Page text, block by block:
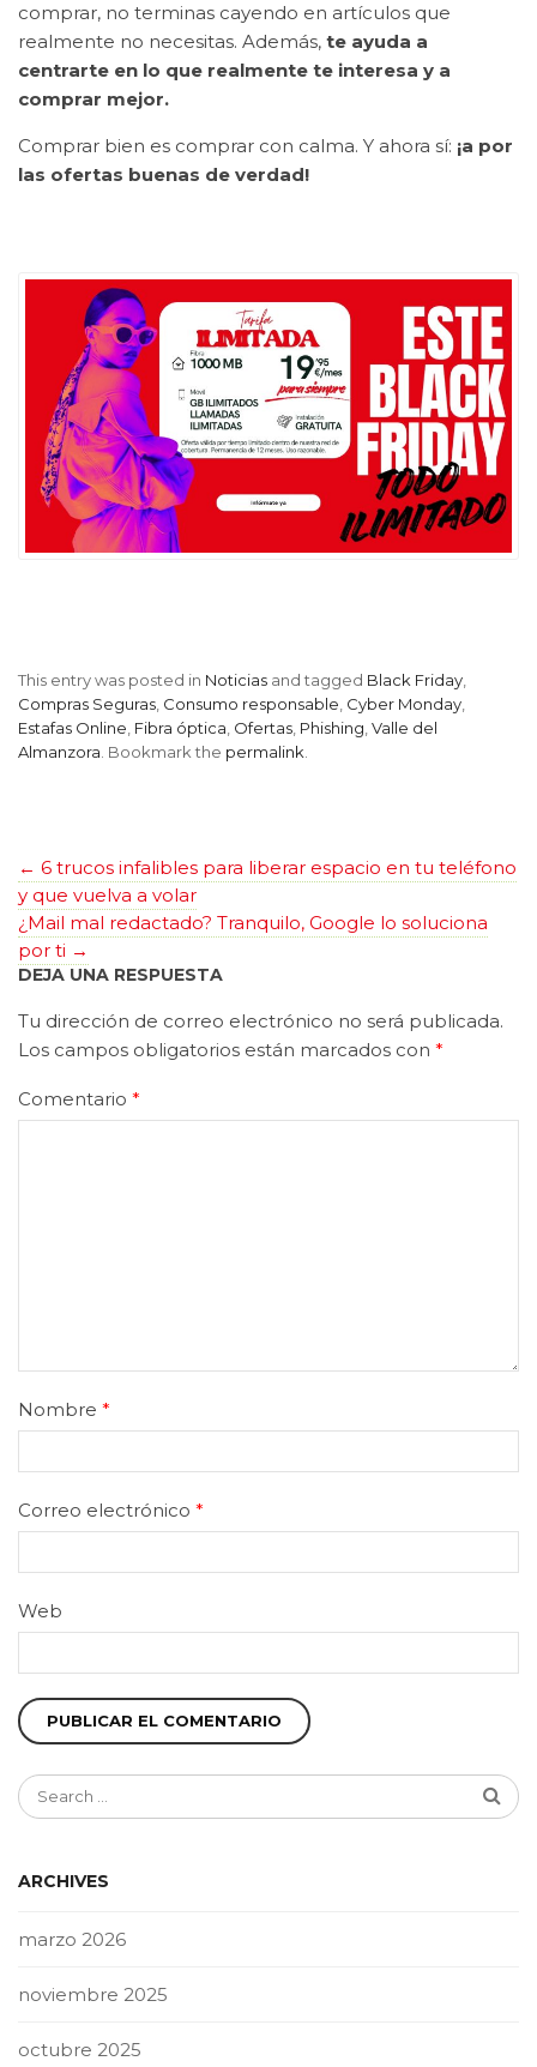
comprar, no terminas cayendo en artículos que
realmente no necesitas. Además, te ayuda a
centrarte en lo que realmente te interesa y a
comprar mejor.
Comprar bien es comprar con calma. Y ahora sí: ¡a por
las ofertas buenas de verdad!
This entry was posted in Noticias and tagged Black Friday,
Compras Seguras, Consumo responsable, Cyber Monday,
Estafas Online, Fibra óptica, Ofertas, Phishing,Valle del
Almanzora. Bookmark the permalink.
← 6 trucos infalibles para liberar espacio en tu teléfono
y que vuelva a volar
¿Mail mal redactado? Tranquilo, Google lo soluciona
por ti →
DEJA UNA RESPUESTA
Tu dirección de correo electrónico no será publicada.
Los campos obligatorios están marcados con *
Comentario *
Nombre *
Correo electrónico *
Web
ARCHIVES
marzo 2026
noviembre 2025
octubre 2025